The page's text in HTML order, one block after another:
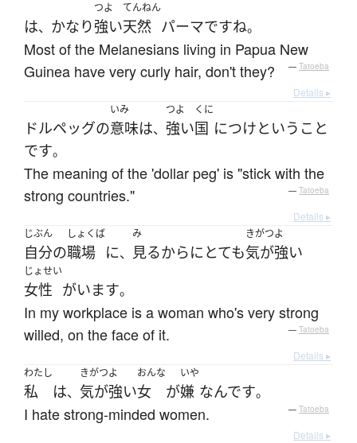
は、 かなり
つよ
強い
てんねん
天然 パーマですね。
Most of the Melanesians living in Papua New
Guinea have very curly hair, don't they?
— Tatoeba
Details ▸
ドルペッグの
いみ
意味は、
つよ
強い
くに
国 につけという こと
です。
The meaning of the 'dollar peg' is "stick with the
strong countries."
— Tatoeba
Details ▸
じぶん
自分の
しょくば
職場 に、
み
見るからにとても
きがつよ
気が強い
じょせい
女性 がいます。
In my workplace is a woman who's very strong
willed, on the face of it.
— Tatoeba
Details ▸
わたし
私 は、
きがつよ
気が強い
おんな
女 が
いや
嫌 なんです。
I hate strong-minded women. — Tatoeba
Details ▸